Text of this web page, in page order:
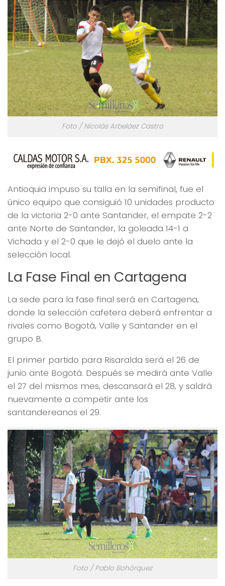
Foto / Nicolás Arbeláez Castro
Antioquia impuso su talla en la semifinal, fue el
único equipo que consiguió 10 unidades producto
de la victoria 2-0 ante Santander, el empate 2-2
ante Norte de Santander, la goleada 14-1 a
Vichada y el 2-0 que le dejó el duelo ante la
selección local.
La Fase Final en Cartagena
La sede para la fase final será en Cartagena,
donde la selección cafetera deberá enfrentar a
rivales como Bogotá, Valle y Santander en el
grupo B.
El primer partido para Risaralda será el 26 de
junio ante Bogotá. Después se medirá ante Valle
el 27 del mismos mes, descansará el 28, y saldrá
nuevamente a competir ante los
santandereanos el 29.
Foto / Pablo Bohórquez